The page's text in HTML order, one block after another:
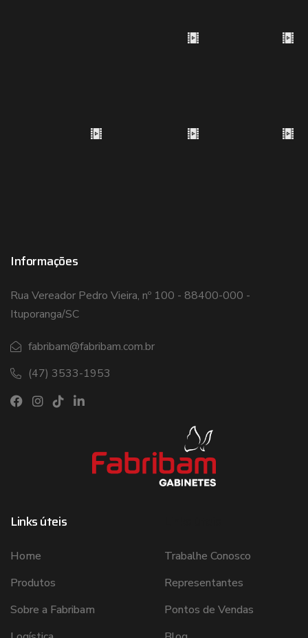
Informações
Rua Vereador Pedro Vieira, nº 100 - 88400-000 -
Ituporanga/SC
fabribam@fabribam.com.br
(47) 3533-1953
Links úteis
Home
Produtos
Sobre a Fabribam
Trabalhe Conosco
Representantes
Pontos de Vendas